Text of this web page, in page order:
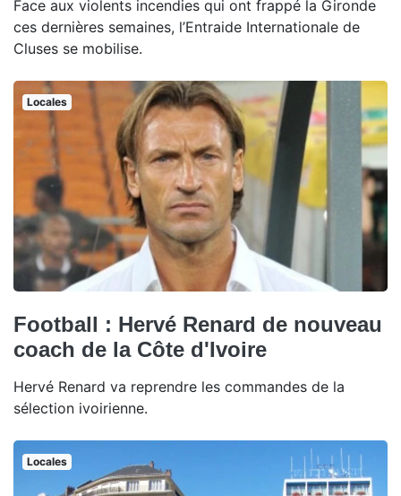
Face aux violents incendies qui ont frappé la Gironde
ces dernières semaines, l’Entraide Internationale de
Cluses se mobilise.
Locales
Football : Hervé Renard de nouveau
coach de la Côte d'Ivoire
Hervé Renard va reprendre les commandes de la
sélection ivoirienne.
Locales